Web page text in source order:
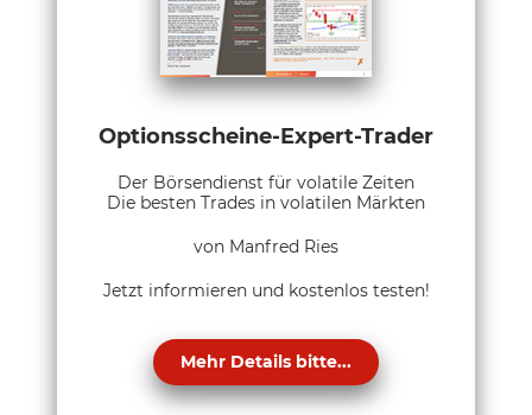
Optionsscheine-Expert-Trader
Der Börsendienst für volatile Zeiten
Die besten Trades in volatilen Märkten
von Manfred Ries
Jetzt informieren und kostenlos testen!
Mehr Details bitte...